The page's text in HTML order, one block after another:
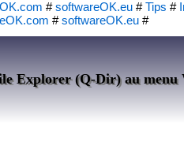
#softwareOK.eu #Tips #
#softwareOK.eu #
Explorer (Q-Dir) au menu